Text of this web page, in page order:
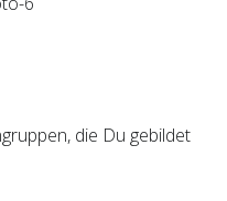
die Du gebildet